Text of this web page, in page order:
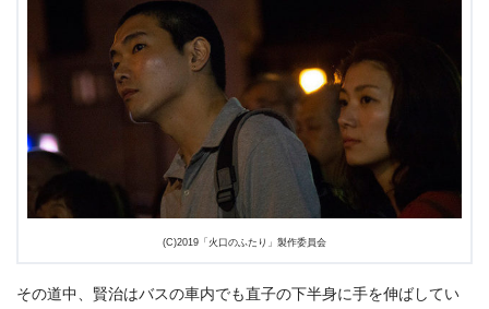
(C)2019「火口のふたり」製作委員会
その道中、賢治はバスの車内でも直子の下半身に手を伸ばしてい